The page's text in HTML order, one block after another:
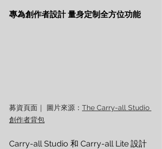
專為創作者設計 量身定制全方位功能
募資頁面｜ 圖片來源： The Carry-all Studio
創作者背包
Carry-all Studio 和 Carry-all Lite 設計